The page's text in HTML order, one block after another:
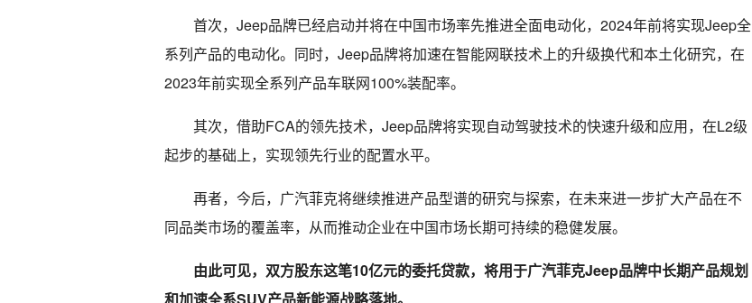
首次，Jeep品牌已经启动并将在中国市场率先推进全面电动化，2024年前将实现Jeep全
系列产品的电动化。同时，Jeep品牌将加速在智能网联技术上的升级换代和本土化研究，在
2023年前实现全系列产品车联网100%装配率。
其次，借助FCA的领先技术，Jeep品牌将实现自动驾驶技术的快速升级和应用，在L2级
起步的基础上，实现领先行业的配置水平。
再者，今后，广汽菲克将继续推进产品型谱的研究与探索，在未来进一步扩大产品在不
同品类市场的覆盖率，从而推动企业在中国市场长期可持续的稳健发展。
由此可见，双方股东这笔10亿元的委托贷款，将用于广汽菲克Jeep品牌中长期产品规划